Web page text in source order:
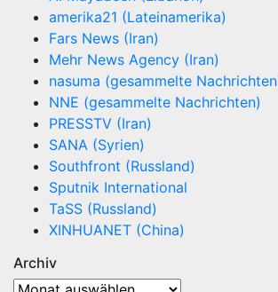
amerika21 (Lateinamerika)
Fars News (Iran)
Mehr News Agency (Iran)
nasuma (gesammelte
NNE (gesammelte Nachrichten)
PRESSTV (Iran)
SANA (Syrien)
Southfront (Russland)
Sputnik International
TaSS (Russland)
XINHUANET (China)
Archiv
Archiv